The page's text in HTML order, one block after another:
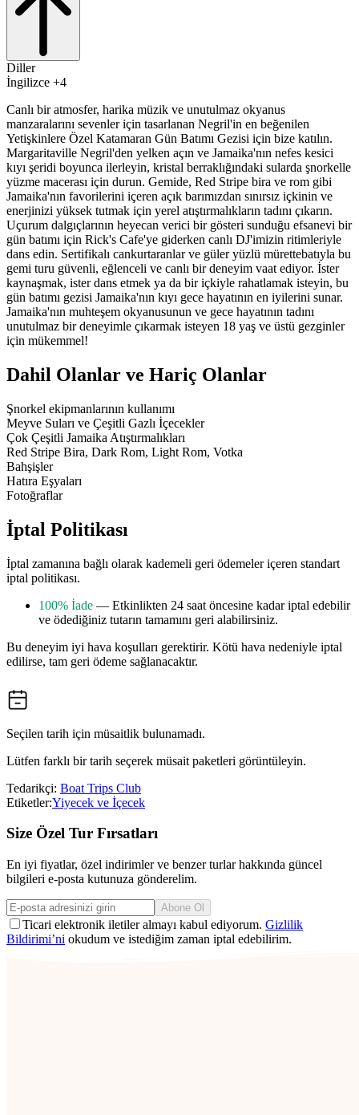
Diller
İngilizce +4
Canlı bir atmosfer, harika müzik ve unutulmaz okyanus
manzaralarını sevenler için tasarlanan Negril'in en beğenilen
Yetişkinlere Özel Katamaran Gün Batımı Gezisi için bize katılın.
Margaritaville Negril'den yelken açın ve Jamaika'nın nefes kesici
kıyı şeridi boyunca ilerleyin, kristal berraklığındaki sularda şnorkelle
yüzme macerası için durun. Gemide, Red Stripe bira ve rom gibi
Jamaika'nın favorilerini içeren açık barımızdan sınırsız içkinin ve
enerjinizi yüksek tutmak için yerel atıştırmalıkların tadını çıkarın.
Uçurum dalgıçlarının heyecan verici bir gösteri sunduğu efsanevi bir
gün batımı için Rick's Cafe'ye giderken canlı DJ'imizin ritimleriyle
dans edin. Sertifikalı cankurtaranlar ve güler yüzlü mürettebatıyla bu
gemi turu güvenli, eğlenceli ve canlı bir deneyim vaat ediyor. İster
kaynaşmak, ister dans etmek ya da bir içkiyle rahatlamak isteyin, bu
gün batımı gezisi Jamaika'nın kıyı gece hayatının en iyilerini sunar.
Jamaika'nın muhteşem okyanusunun ve gece hayatının tadını
unutulmaz bir deneyimle çıkarmak isteyen 18 yaş ve üstü gezginler
için mükemmel!
Dahil Olanlar ve Hariç Olanlar
Şnorkel ekipmanlarının kullanımı
Meyve Suları ve Çeşitli Gazlı İçecekler
Çok Çeşitli Jamaika Atıştırmalıkları
Red Stripe Bira, Dark Rom, Light Rom, Votka
Bahşişler
Hatıra Eşyaları
Fotoğraflar
İptal Politikası
İptal zamanına bağlı olarak kademeli geri ödemeler içeren standart
iptal politikası.
100% İade — Etkinlikten 24 saat öncesine kadar iptal edebilir
ve ödediğiniz tutarın tamamını geri alabilirsiniz.
Bu deneyim iyi hava koşulları gerektirir. Kötü hava nedeniyle iptal
edilirse, tam geri ödeme sağlanacaktır.
Seçilen tarih için müsaitlik bulunamadı.
Lütfen farklı bir tarih seçerek müsait paketleri görüntüleyin.
Tedarikçi: Boat Trips Club
Etiketler:Yiyecek ve İçecek
Size Özel Tur Fırsatları
En iyi fiyatlar, özel indirimler ve benzer turlar hakkında güncel
bilgileri e-posta kutunuza gönderelim.
Abone Ol
Ticari elektronik iletiler almayı kabul ediyorum. Gizlilik
Bildirimi’ni okudum ve istediğim zaman iptal edebilirim.